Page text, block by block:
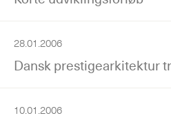
28.01.2006
Dansk prestigearkitektur
10.01.2006